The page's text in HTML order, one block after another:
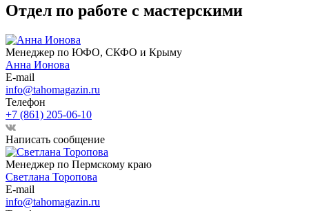
Отдел по работе с мастерскими
Менеджер по ЮФО, СКФО и Крыму
Анна Ионова
E-mail
info@tahomagazin.ru
Телефон
+7 (861) 205-06-10
Написать сообщение
Менеджер по Пермскому краю
Светлана Торопова
E-mail
info@tahomagazin.ru